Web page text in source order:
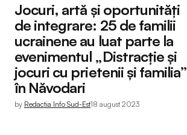
Jocuri, artă și oportunități
de integrare: 25 de familii
ucrainene au luat parte la
evenimentul „Distracție și
jocuri cu prietenii și familia”
în Năvodari
by Redactia Info Sud-Est18 august 2023